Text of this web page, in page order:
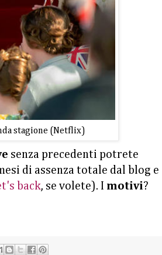
stagione (Netflix)
senza precedenti potrete
di assenza totale dal blog e
back, se volete). I motivi?